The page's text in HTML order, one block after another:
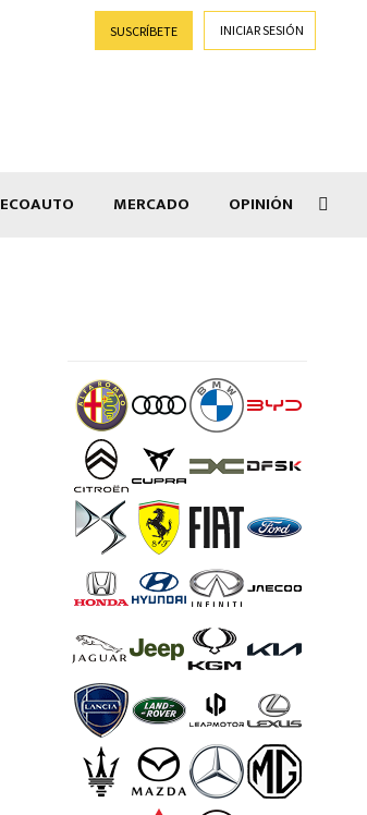
SUSCRÍBETE INICIAR SESIÓN
ECOAUTO MERCADO OPINIÓN